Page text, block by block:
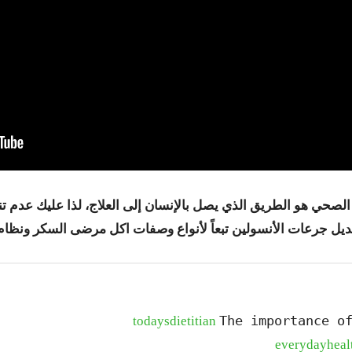
هو الطريق الذي يصل بالإنسان إلى العلاج، لذا عليك عدم
جرعات الأنسولين تبعاً لأنواع وصفات اكل مرضى السكر ونظام
todaysdietitian The importance